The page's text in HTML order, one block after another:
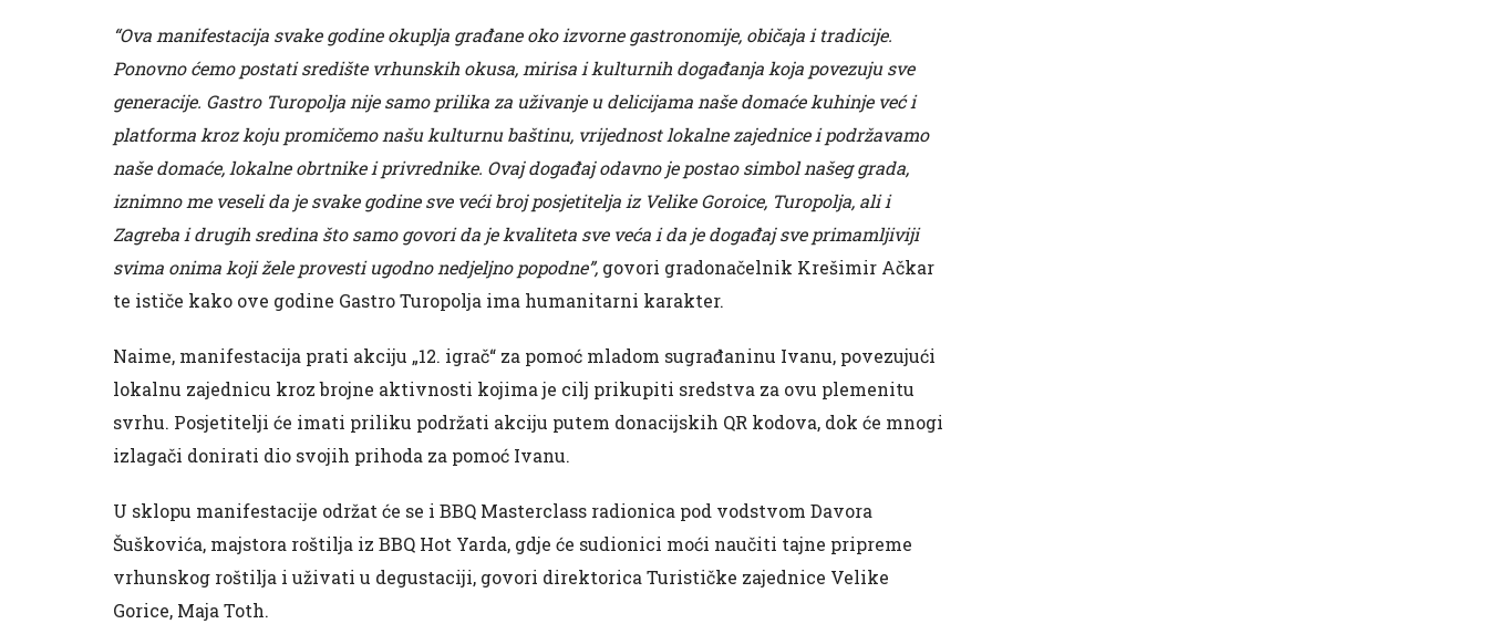
“Ova manifestacija svake godine okuplja građane oko izvorne gastronomije, običaja i tradicije.
Ponovno ćemo postati središte vrhunskih okusa, mirisa i kulturnih događanja koja povezuju sve
generacije. Gastro Turopolja nije samo prilika za uživanje u delicijama naše domaće kuhinje već i
platforma kroz koju promičemo našu kulturnu baštinu, vrijednost lokalne zajednice i podržavamo
naše domaće, lokalne obrtnike i privrednike. Ovaj događaj odavno je postao simbol našeg grada,
iznimno me veseli da je svake godine sve veći broj posjetitelja iz Velike Goroice, Turopolja, ali i
Zagreba i drugih sredina što samo govori da je kvaliteta sve veća i da je događaj sve primamljiviji
svima onima koji žele provesti ugodno nedjeljno popodne”, govori gradonačelnik Krešimir Ačkar
te ističe kako ove godine Gastro Turopolja ima humanitarni karakter.
Naime, manifestacija prati akciju „12. igrač“ za pomoć mladom sugrađaninu Ivanu, povezujući
lokalnu zajednicu kroz brojne aktivnosti kojima je cilj prikupiti sredstva za ovu plemenitu
svrhu. Posjetitelji će imati priliku podržati akciju putem donacijskih QR kodova, dok će mnogi
izlagači donirati dio svojih prihoda za pomoć Ivanu.
U sklopu manifestacije održat će se i BBQ Masterclass radionica pod vodstvom Davora
Šuškovića, majstora roštilja iz BBQ Hot Yarda, gdje će sudionici moći naučiti tajne pripreme
vrhunskog roštilja i uživati u degustaciji, govori direktorica Turističke zajednice Velike
Gorice, Maja Toth.